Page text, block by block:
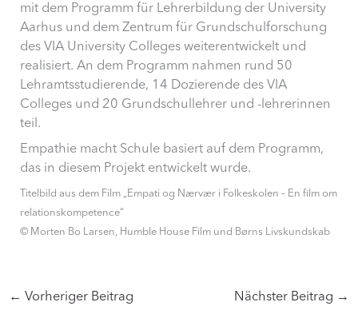
mit dem Programm für Lehrerbildung der University
Aarhus und dem Zentrum für Grundschulforschung
des VIA University Colleges weiterentwickelt und
realisiert. An dem Programm nahmen rund 50
Lehramtsstudierende, 14 Dozierende des VIA
Colleges und 20 Grundschullehrer und -lehrerinnen
teil.
Empathie macht Schule basiert auf dem Programm,
das in diesem Projekt entwickelt wurde.
Titelbild aus dem Film „Empati og Nærvær i Folkeskolen – En film om
relationskompetence“
© Morten Bo Larsen, Humble House Film und Børns Livskundskab
← Vorheriger Beitrag Nächster Beitrag →